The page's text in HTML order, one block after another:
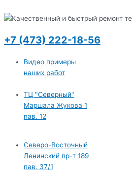
+7 (473) 222-18-56
Видео примеры
наших работ
ТЦ "Северный"
Маршала Жукова 1
пав. 12
Северо-Восточный
Ленинский пр-т 189
пав. 37/1